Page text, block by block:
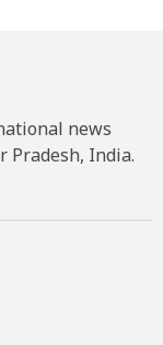
news
Pradesh, India.